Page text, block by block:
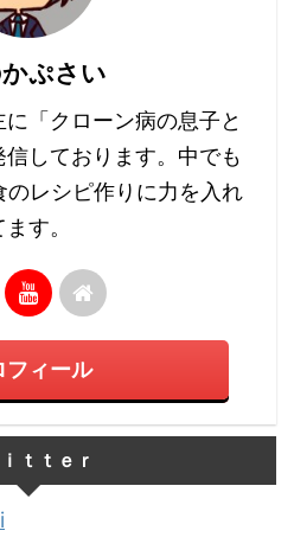
ぷさい
「クローン病の息子と
しております。中でも
のレシピ作りに力を入れ
ます。
フィール
ｔｔｅｒ